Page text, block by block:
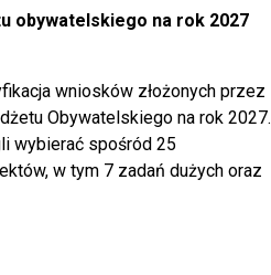
obywatelskiego na rok 2027
wniosków złożonych przez
Obywatelskiego na rok 2027.
wybierać spośród 25
w tym 7 zadań dużych oraz